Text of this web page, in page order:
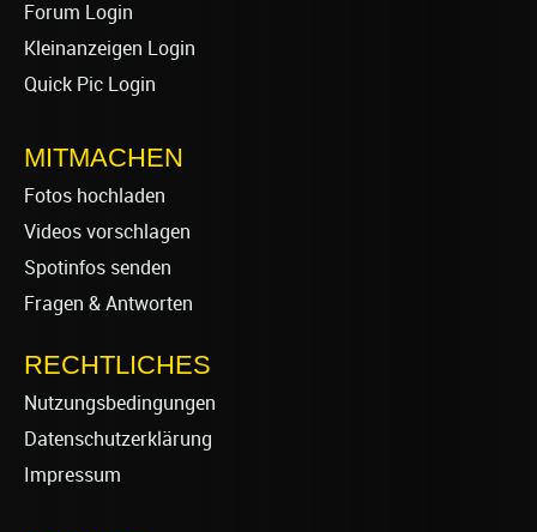
Forum Login
Kleinanzeigen Login
Quick Pic Login
MITMACHEN
Fotos hochladen
Videos vorschlagen
Spotinfos senden
Fragen & Antworten
RECHTLICHES
Nutzungsbedingungen
Datenschutzerklärung
Impressum